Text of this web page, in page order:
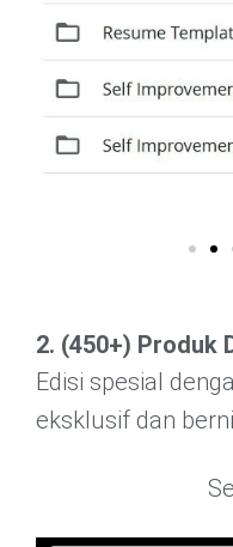
2. (450+) Produk
Edisi spesial
eksklusif dan